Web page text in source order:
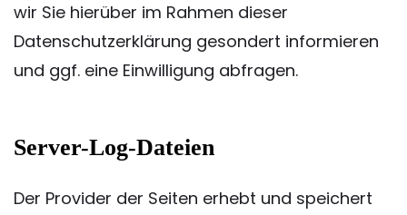
wir Sie hierüber im Rahmen dieser
Datenschutzerklärung gesondert informieren
und ggf. eine Einwilligung abfragen.
Server-Log-Dateien
Der Provider der Seiten erhebt und speichert